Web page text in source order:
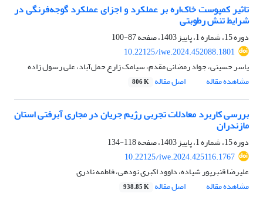
تاثیر ‌کمپوست خاک‌اره بر عملکرد و اجزای عملکرد گوجه‌فرنگی در
شرایط تنش رطوبتی
دوره 15، شماره 1، پاییز 1403، صفحه
87-100
10.22125/iwe.2024.452088.1801
یاسر حسینی، جواد رمضانی مقدم، سیامک زارع حمل‌آباد، علی رسول زاده
مشاهده مقاله
اصل مقاله 806 K
بررسی کاربرد معادلات تجربی رژیم جریان در مجاری آبرفتی استان
مازندران
دوره 15، شماره 1، پاییز 1403، صفحه
118-134
10.22125/iwe.2024.425116.1767
علیرضا قنبرپور شیاده، داوود اکبری نودهی، فاطمه نادری
مشاهده مقاله
اصل مقاله 938.85 K